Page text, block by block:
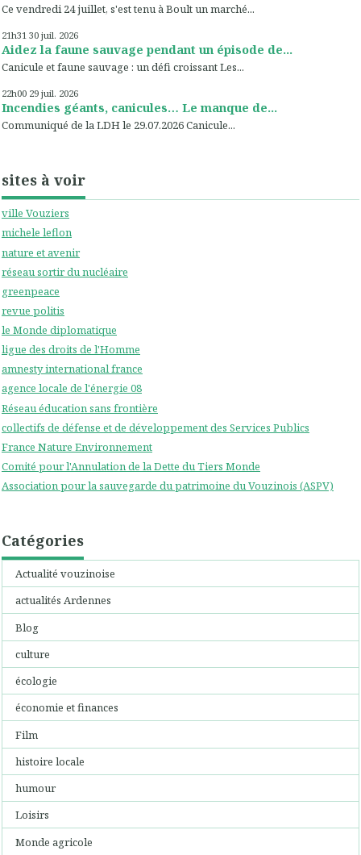
Ce vendredi 24 juillet, s'est tenu à Boult un marché...
21h31 30 juil. 2026
Aidez la faune sauvage pendant un épisode de...
Canicule et faune sauvage : un défi croissant Les...
22h00 29 juil. 2026
Incendies géants, canicules… Le manque de...
Communiqué de la LDH le 29.07.2026 Canicule...
sites à voir
ville Vouziers
michele leflon
nature et avenir
réseau sortir du nucléaire
greenpeace
revue politis
le Monde diplomatique
ligue des droits de l'Homme
amnesty international france
agence locale de l'énergie 08
Réseau éducation sans frontière
collectifs de défense et de développement des Services Publics
France Nature Environnement
Comité pour l'Annulation de la Dette du Tiers Monde
Association pour la sauvegarde du patrimoine du Vouzinois (ASPV)
Catégories
Actualité vouzinoise
actualités Ardennes
Blog
culture
écologie
économie et finances
Film
histoire locale
humour
Loisirs
Monde agricole